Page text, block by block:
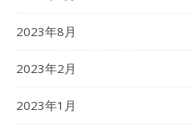
2023年8月
2023年2月
2023年1月